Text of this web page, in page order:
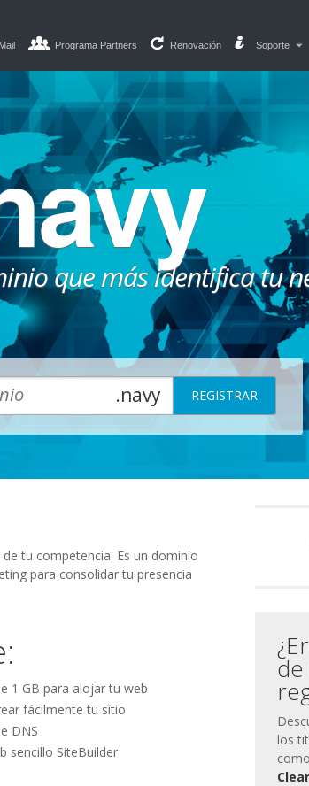
Programa Partners Renovación Soporte
que más identifica tu
.navy
tu competencia. Es un dominio
para consolidar tu presencia
1 GB para alojar tu web
fácilmente tu sitio
DNS
sencillo SiteBuilder
los
como